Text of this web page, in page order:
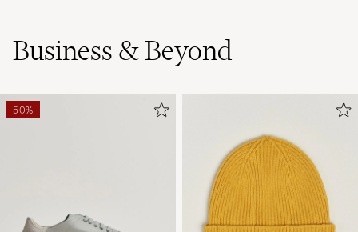
Business & Beyond
50%